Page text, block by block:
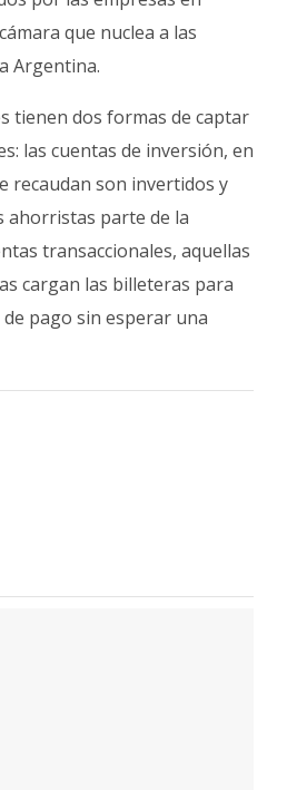
que nuclea a las
Argentina.
tienen dos formas de captar
las cuentas de inversión, en
recaudan son invertidos y
parte de la
transaccionales, aquellas
cargan las billeteras para
pago sin esperar una